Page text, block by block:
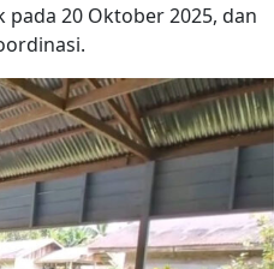
20 Oktober 2025, dan